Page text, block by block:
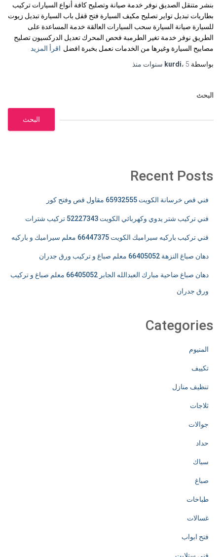
بنشر متنقل الصديق نوفر خدمة صيانة وتصليح كافة أنواع السيارات تركيب
بطاريات تبديل تواير تصليح مكيف السيارة فتح قفل باب السيارة تبديل زيوت
للسيارة صيانة السيارة سحب السيارات العالقة خدمة المساعدة على
الطريق نوفر خدمة تغير الطرمبة فحص المحرك تعديل الدركسيون تصليح
مصابيح السيارة وغيرها من الخدمات نعمل بخبرة افضل اقرأ المزيد
بواسطة
kurdi، 5 سنوات منذ
البحث
البحث
Recent Posts
فني قص خرسانة الكويت 65932555 مقاول قص وفتح كور
فني تركيب شتر يدوي وكهربائي الكويت 52227343 تركيب شترات
فني تركيب باركيه سيراميك الكويت 66447375 معلم سيراميك و باركيه
دهان صباغ النزهة 66405052 معلم صباغ و تركيب ورق جدران
دهان صباغ ضاحية مبارك العبدالله الجابر 66405052 معلم صباغ و تركيب
ورق جدران
Categories
المنيوم
تكييف
تنظيف منازل
ثلاجات
جوالات
حداد
سباك
صباغ
طباخات
غسالات
فتح ابواب
فني ستلايت